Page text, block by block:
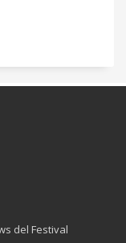
del Festival